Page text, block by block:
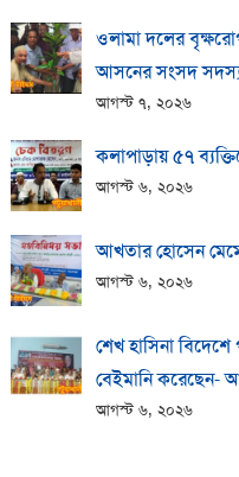
ওলামা দলের
আসনের সংসদ
আগস্ট ৭, ২০২৬
কলাপাড়ায় ​৫৭
আগস্ট ৬, ২০২৬
আখতার হোসেন
আগস্ট ৬, ২০২৬
শেখ হাসিনা বিদেশে
বেইমানি করেছেন-
আগস্ট ৬, ২০২৬